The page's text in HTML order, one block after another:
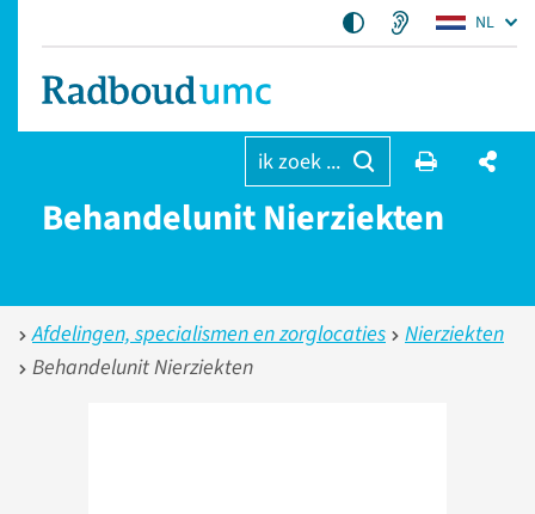
NL
ik zoek ...
Behandelunit Nierziekten
Afdelingen, specialismen en zorglocaties
Nierziekten
Behandelunit Nierziekten